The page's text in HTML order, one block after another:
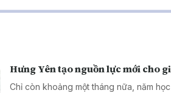
Hưng Yên tạo nguồn lực mới cho
Chỉ còn khoảng một tháng nữa, năm